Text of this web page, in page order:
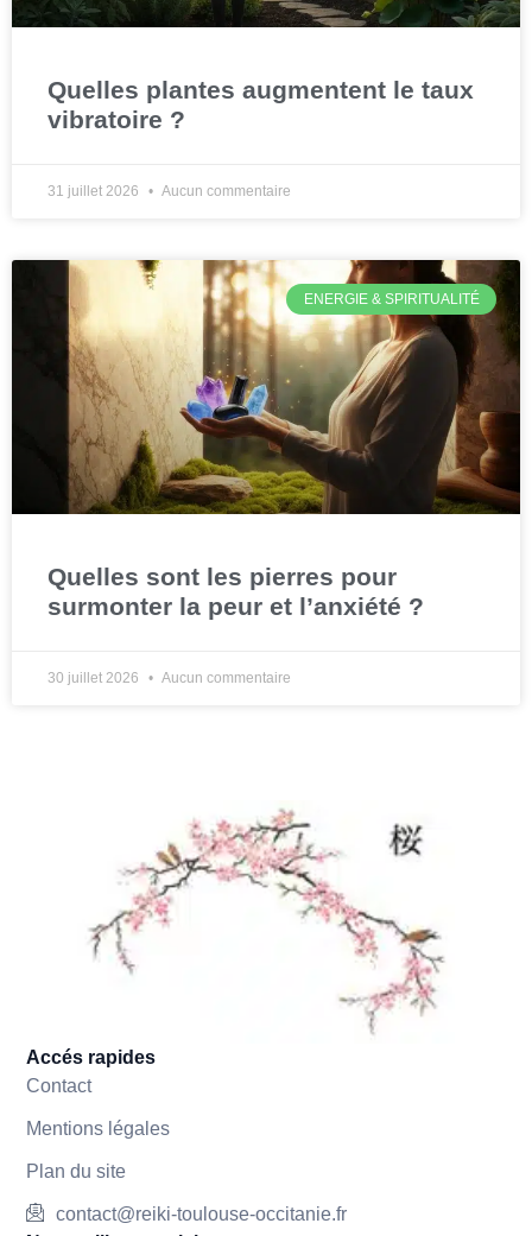
Quelles plantes augmentent le taux
vibratoire ?
31 juillet 2026 Aucun commentaire
ENERGIE & SPIRITUALITÉ
Quelles sont les pierres pour
surmonter la peur et l’anxiété ?
30 juillet 2026 Aucun commentaire
Accés rapides
Contact
Mentions légales
Plan du site
contact@reiki-toulouse-occitanie.fr